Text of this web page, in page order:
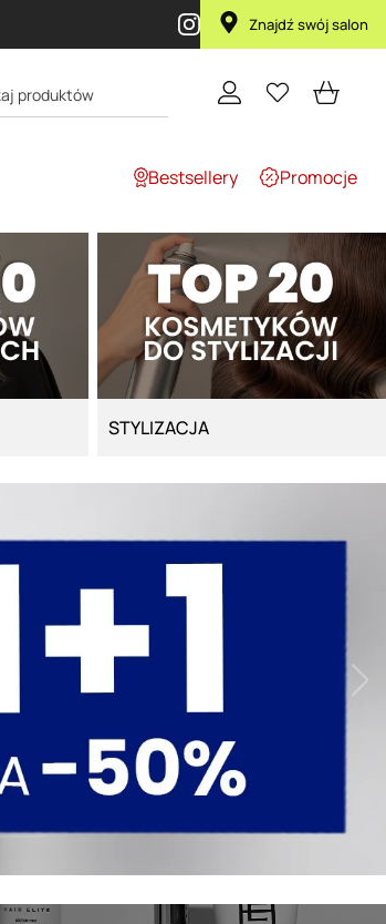
Znajdź swój salon
Bestsellery Promocje
STYLIZACJA